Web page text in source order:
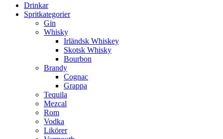
Drinkar
Spritkategorier
Gin
Whisky
Irländsk Whiskey
Skotsk Whisky
Bourbon
Brandy
Cognac
Grappa
Tequila
Mezcal
Rom
Vodka
Likörer